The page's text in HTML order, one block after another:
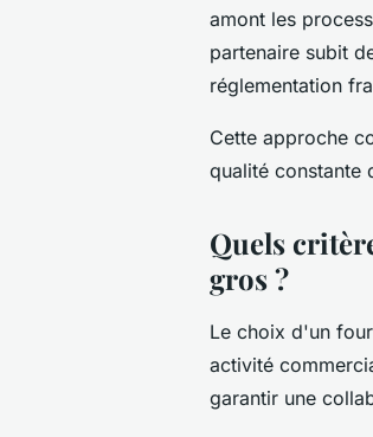
amont les
partenaire subit
réglementation
Cette approche
qualité constante
Quels
gros ?
Le choix d'un
activité
garantir une